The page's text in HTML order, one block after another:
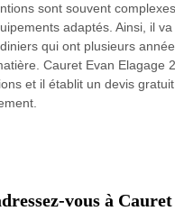
sont souvent
adaptés. Ainsi, il
qui ont plusieurs
Cauret Evan Elagage
et il établit un devis
vous à